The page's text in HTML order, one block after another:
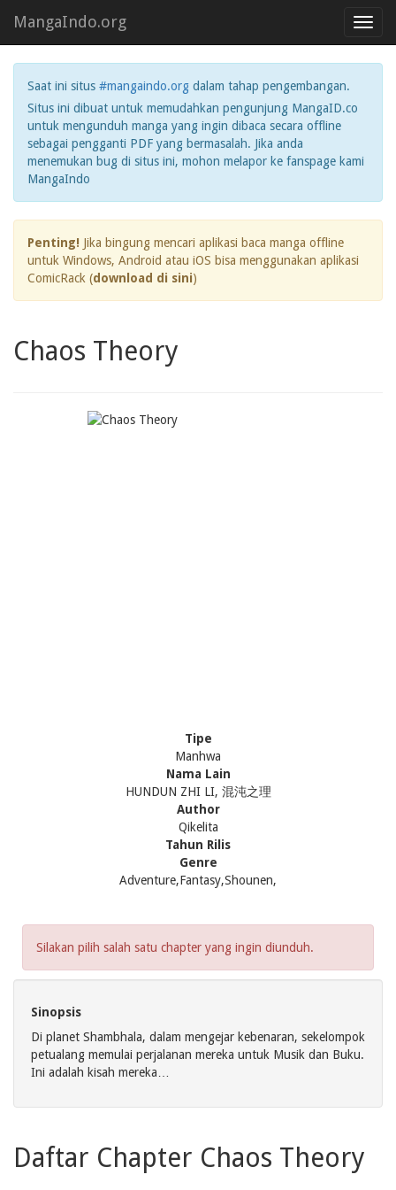
MangaIndo.org
Saat ini situs #mangaindo.org dalam tahap pengembangan.
Situs ini dibuat untuk memudahkan pengunjung MangaID.co
untuk mengunduh manga yang ingin dibaca secara offline
sebagai pengganti PDF yang bermasalah. Jika anda
menemukan bug di situs ini, mohon melapor ke fanspage kami
MangaIndo
Penting! Jika bingung mencari aplikasi baca manga offline
untuk Windows, Android atau iOS bisa menggunakan aplikasi
ComicRack (download di sini)
Chaos Theory
Tipe
Manhwa
Nama Lain
HUNDUN ZHI LI, 混沌之理
Author
Qikelita
Tahun Rilis
Genre
Adventure,Fantasy,Shounen,
Silakan pilih salah satu chapter yang ingin diunduh.
Sinopsis
Di planet Shambhala, dalam mengejar kebenaran, sekelompok
petualang memulai perjalanan mereka untuk Musik dan Buku.
Ini adalah kisah mereka…
Daftar Chapter Chaos Theory